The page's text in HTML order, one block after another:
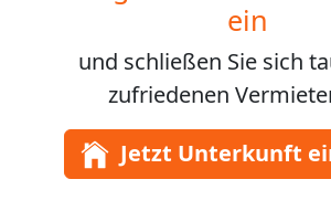
ein
und schließen Sie sich
zufriedenen
Jetzt Unterkunft